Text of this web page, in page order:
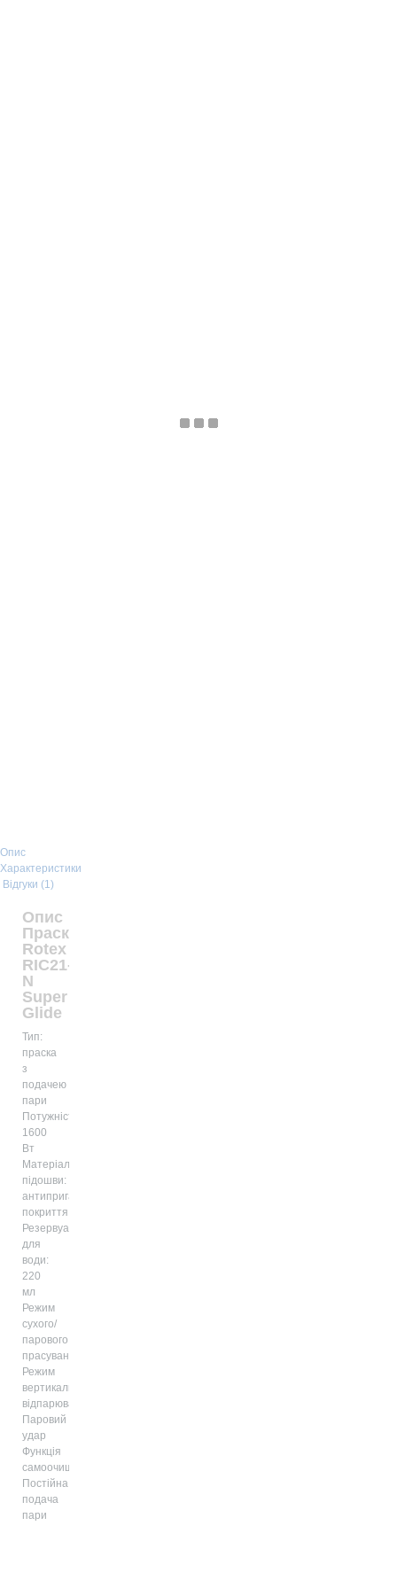
Опис
Характеристики
Відгуки (1)
Опис
Праска
Rotex
RIC21-
N
Super
Glide
Тип:
праска
з
подачею
пари
Потужність:
1600
Вт
Матеріал
підошви:
антипригарне
покриття
Резервуар
для
води:
220
мл
Режим
сухого/
парового
прасування
Режим
вертикального
відпарювання
Паровий
удар
Функція
самоочищення
Постійна
подача
пари